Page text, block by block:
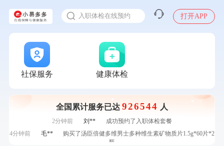
入职体检在线预约
打开APP
社保服务 健康体检
全国累计服务已达 926544 人
7分钟前 李**
购买了七年五季黑咖啡速溶低脂无添加蔗糖美式咖啡粉
24g*2盒
7分钟前 王*
购买了公牛环球旅行转换器—L07
刚刚
孙**
成功预约了商务应酬体检（男）
刚刚
成功预约了商务应酬体检（男）
成功预约青春体检卡（女）
成功预约青春体检卡（女）
2分钟前
郑**
成功预约了脑血管系统套餐
2分钟前
刘**
成功预约了入职体检套餐
4分钟前
毛**
购买了汤臣倍健多维男士多种维生素矿物质片1.5g*60片*2
瓶